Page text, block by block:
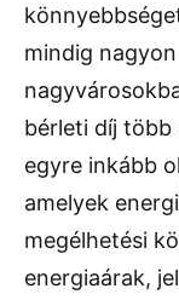
mindig
bérleti díj több
egyre inkább
amelyek
megélhetési
energiaárak,